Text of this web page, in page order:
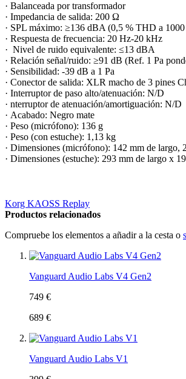
· Balanceada por transformador
· Impedancia de salida: 200 Ω
· SPL máximo: ≥136 dBA (0,5 % THD a
· Respuesta de frecuencia: 20 Hz-20 kHz
· Nivel de ruido equivalente: ≤13 dBA
· Relación señal/ruido: ≥91 dB (Ref. 1 Pa
· Sensibilidad: -39 dB a 1 Pa
· Conector de salida: XLR macho de 3 pines
· Interruptor de paso alto/atenuación: N/D
· nterruptor de atenuación/amortiguación: N/D
· Acabado: Negro mate
· Peso (micrófono): 136 g
· Peso (con estuche): 1,13 kg
· Dimensiones (micrófono): 142 mm de largo,
· Dimensiones (estuche): 293 mm de largo x
Korg KAOSS Replay
Productos relacionados
Compruebe los elementos a añadir a la cesta o
Vanguard Audio Labs V4 Gen2
749 €
689 €
Vanguard Audio Labs V1